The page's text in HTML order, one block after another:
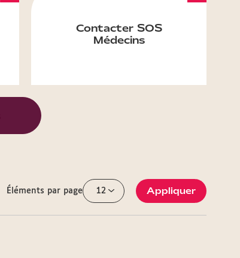
Contacter SOS
Médecins
Éléments par page Appliquer